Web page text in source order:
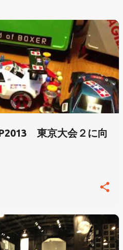
東京大会２に向